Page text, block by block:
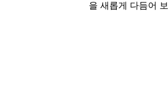
을 새롭게 다듬어